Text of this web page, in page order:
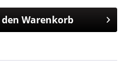
Warenkorb